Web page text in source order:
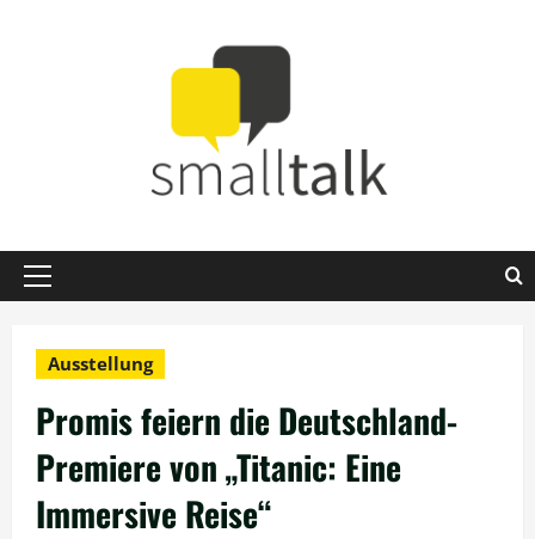
Primäres
Ausstellung
Promis feiern die Deutschland-
Premiere von „Titanic: Eine
Immersive Reise“